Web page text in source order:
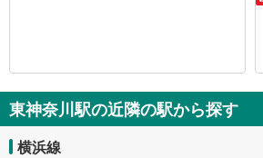
東神奈川駅の近隣の駅から探す
横浜線